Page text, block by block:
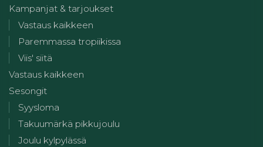
Kampanjat & tarjoukset
Vastaus kaikkeen
Paremmassa tropiikissa
Viis' siitä
Vastaus kaikkeen
Sesongit
Syysloma
Takuumärkä pikkujoulu
Joulu kylpylässä